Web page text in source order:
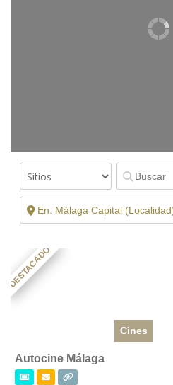
DESTACADO
Cines
Autocine Málaga